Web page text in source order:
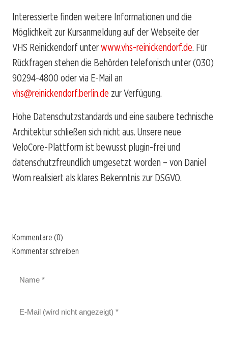
Interessierte finden weitere Informationen und die
Möglichkeit zur Kursanmeldung auf der Webseite der
VHS Reinickendorf unterwww.vhs-reinickendorf.de. Für
Rückfragen stehen die Behörden telefonisch unter (030)
90294-4800 oder via E-Mail an
vhs@reinickendorf.berlin.de zur Verfügung.
Hohe Datenschutzstandards und eine saubere technische
Architektur schließen sich nicht aus. Unsere neue
VeloCore-Plattform ist bewusst plugin-frei und
datenschutzfreundlich umgesetzt worden – von Daniel
Wom realisiert als klares Bekenntnis zur DSGVO.
Kommentare (0)
Kommentar schreiben